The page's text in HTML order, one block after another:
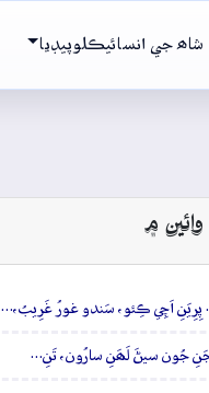
شاھ جي انسائيڪلوپيڊيا
۾
پِرِيَنِ اَچِي ڪِئو، سَندو غورُ غَرِيبُ،…
جَنِ جُون سيڻَ لَھَنِ سارُون، تَنِ…